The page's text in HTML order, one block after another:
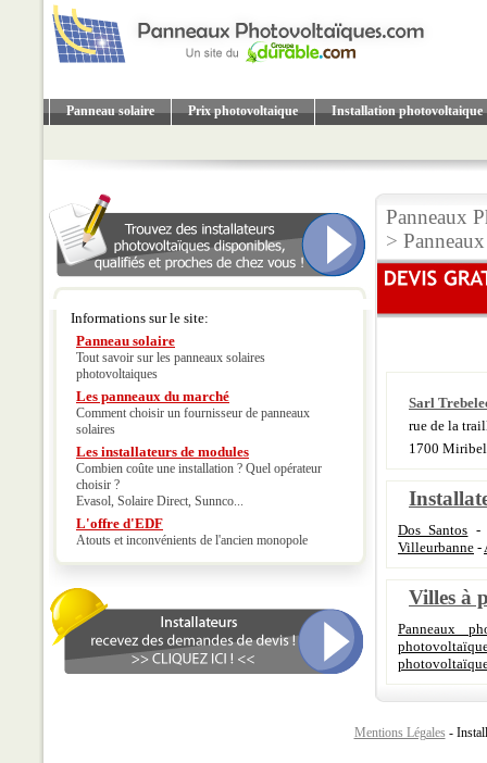
Panneau solaire Prix photovoltaique Installation photovoltaique
Informations sur le site:
Panneau solaire
Tout savoir sur les panneaux solaires
photovoltaiques
Les panneaux du marché
Comment choisir un fournisseur de panneaux
solaires
Les installateurs de modules
Combien coûte une installation ? Quel opérateur
choisir ?
Evasol, Solaire Direct, Sunnco...
L'offre d'EDF
Atouts et inconvénients de l'ancien monopole
Panneaux
>
Sarl
rue de la
1700 Miribel
Dos Santos
Villeurbanne -
Villes à
Panneaux
Mentions Légales -